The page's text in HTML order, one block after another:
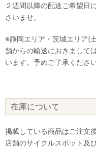
２週間以降の配送ご希望日
さいませ。
※静岡エリア・茨城エリア(
舗からの輸送におきまして
います。予めご了承ください
在庫について
掲載している商品はご注文
店舗のサイクルスポット及